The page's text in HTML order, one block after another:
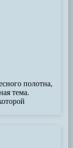
полотна,
тема.